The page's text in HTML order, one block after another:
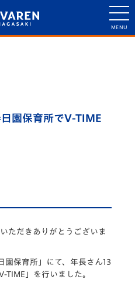
日園保育所でV-TIME
ただきありがとうございま
園保育所」にて、 年長さん13
TIME」
を行いました。